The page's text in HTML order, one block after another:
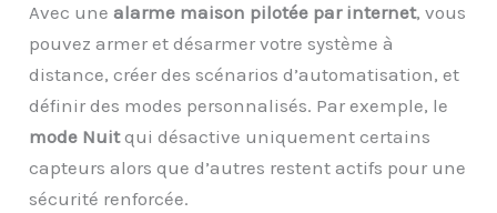
Avec unealarme maison pilotée par internet, vous
pouvez armer et désarmer votre système à
distance, créer des scénarios d’automatisation, et
définir des modes personnalisés. Par exemple, le
mode Nuitqui désactive uniquement certains
capteurs alors que d’autres restent actifs pour une
sécurité renforcée.